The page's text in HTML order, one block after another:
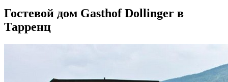
Гостевой дом Gasthof Dollinger в
Тарренц